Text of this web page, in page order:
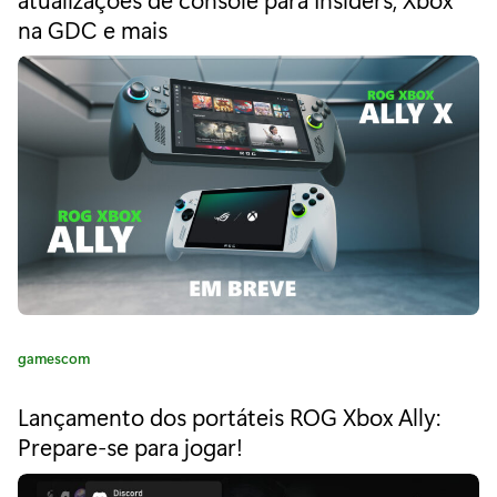
r
i
e
s
X
|
S
c
g
o
i
na GDC e mais
C
e
g
o
gamescom
Lançamento dos portáteis ROG Xbox Ally:
Prepare-se para jogar!